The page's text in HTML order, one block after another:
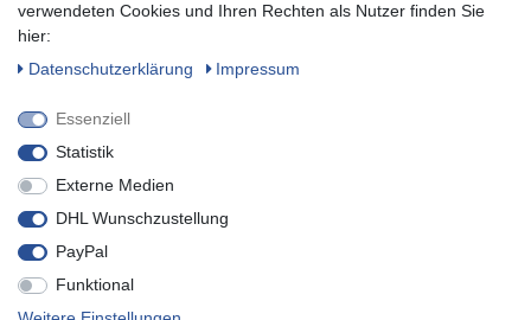
SOCIAL
verwendeten Cookies und Ihren Rechten als Nutzer finden Sie
hier:
Daten­schutz­erklärung
Impressum
Essenziell
Statistik
Externe Medien
DHL Wunschzustellung
PayPal
Funktional